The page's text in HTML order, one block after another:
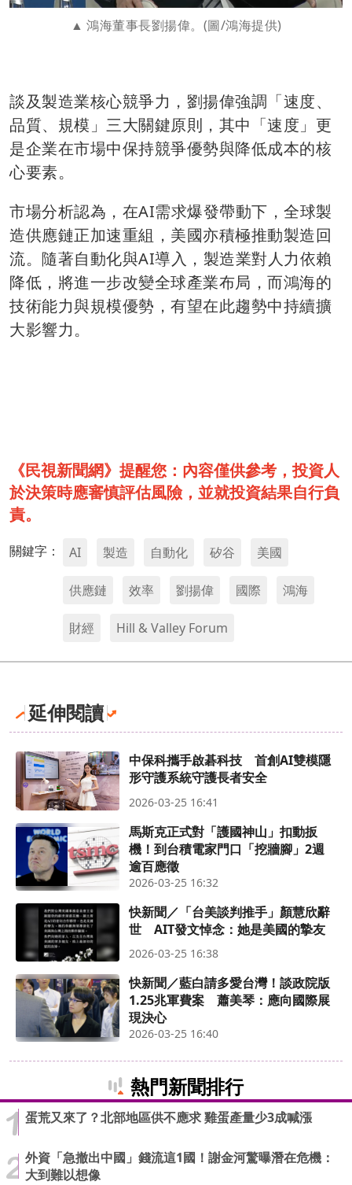
鴻海董事長劉揚偉。(圖/鴻海提供)
談及製造業核心競爭力，劉揚偉強調「速度、
品質、規模」三大關鍵原則，其中「速度」更
是企業在市場中保持競爭優勢與降低成本的核
心要素。
市場分析認為，在AI需求爆發帶動下，全球製
造供應鏈正加速重組，美國亦積極推動製造回
流。隨著自動化與AI導入，製造業對人力依賴
降低，將進一步改變全球產業布局，而鴻海的
技術能力與規模優勢，有望在此趨勢中持續擴
大影響力。
《民視新聞網》提醒您：內容僅供參考，投資人
於決策時應審慎評估風險，並就投資結果自行負
責。
關鍵字： AI 製造 自動化 矽谷 美國
供應鏈 效率 劉揚偉 國際 鴻海
財經 Hill & Valley Forum
延伸閱讀
中保科攜手啟碁科技 首創AI雙模隱
形守護系統守護長者安全
2026-03-25 16:41
馬斯克正式對「護國神山」扣動扳
機！到台積電家門口「挖牆腳」2週
逾百應徵
2026-03-25 16:32
快新聞／「台美談判推手」顏慧欣辭
世 AIT發文悼念：她是美國的摯友
2026-03-25 16:38
快新聞／藍白請多愛台灣！談政院版
1.25兆軍費案 蕭美琴：應向國際展
現決心
2026-03-25 16:40
熱門新聞排行
蛋荒又來了？北部地區供不應求 雞蛋產量少3成喊漲
外資「急撤出中國」錢流這1國！謝金河驚曝潛在危機：
大到難以想像